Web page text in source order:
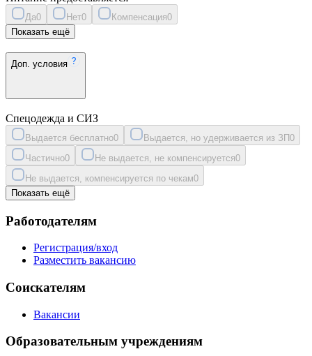
Да0 Нет0 Компенсация0
Показать ещё
Доп. условия
Спецодежда и СИЗ
Выдается бесплатно0 Выдается, но удерживается из ЗП0
Частично0 Не выдается, не компенсируется0
Не выдается, компенсируется по чекам0
Показать ещё
Работодателям
Регистрация/вход
Разместить вакансию
Соискателям
Вакансии
Образовательным учреждениям